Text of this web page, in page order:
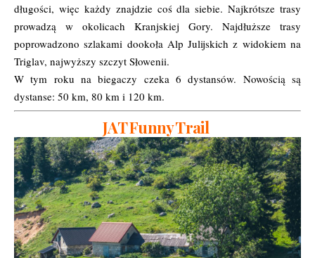
długości, więc każdy znajdzie coś dla siebie. Najkrótsze trasy
prowadzą w okolicach Kranjskiej Gory. Najdłuższe trasy
poprowadzono szlakami dookoła Alp Julijskich z widokiem na
Triglav, najwyższy szczyt Słowenii.
W tym roku na biegaczy czeka 6 dystansów. Nowością są
dystanse: 50 km, 80 km i 120 km.
JAT Funny Trail